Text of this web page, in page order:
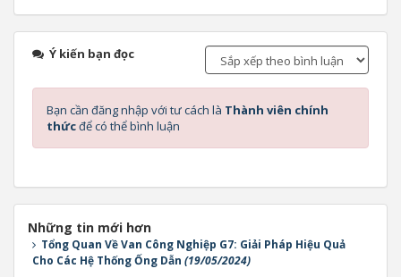
Ý kiến bạn đọc
Bạn cần đăng nhập với tư cách là Thành viên chính
thứcđể có thể bình luận
Những tin mới hơn
Tổng Quan Về Van Công Nghiệp G7: Giải Pháp Hiệu Quả
Cho Các Hệ Thống Ống Dẫn (19/05/2024)